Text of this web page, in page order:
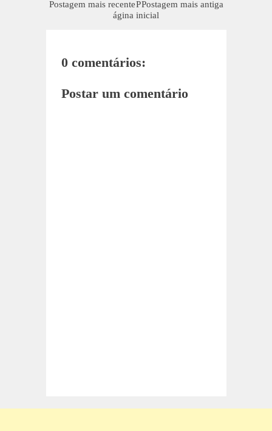
Postagem mais recente Postagem mais antiga
P
ágina inicial
0 comentários:
Postar um comentário